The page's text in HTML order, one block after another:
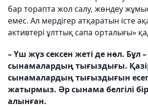
бар торапта жол салу, жөндеу
емес. Ал мердігер атқаратын істе
активтері ұлттық сапа орталығы»
– Үш жүз сексен жеті де нөл. Бұл –
сынамалардың тығыздығы.
сынамалардың тығыздығын
жатырмыз. Әр сынама белгілі
алынған.